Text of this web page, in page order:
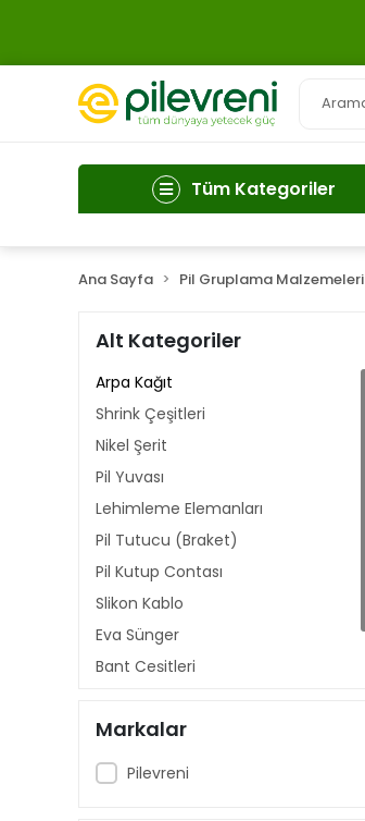
Tüm Kategoriler
Ana Sayfa Pil Gruplama Malzemeleri
Alt Kategoriler
Arpa Kağıt
Shrink Çeşitleri
Nikel Şerit
Pil Yuvası
Lehimleme Elemanları
Pil Tutucu (Braket)
Pil Kutup Contası
Slikon Kablo
Eva Sünger
Bant Çeşitleri
Markalar
Pilevreni